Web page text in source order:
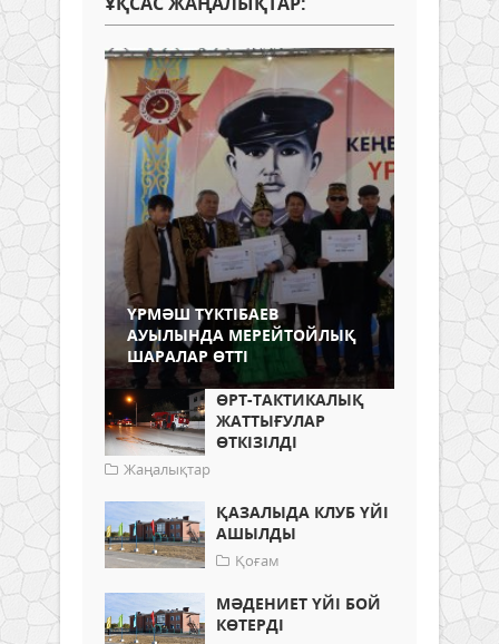
ҮРМӘШ ТҮКТІБАЕВ
АУЫЛЫНДА МЕРEЙТОЙЛЫҚ
ШАРАЛАР ӨТТІ
ӨРТ-ТАКТИКАЛЫҚ
ЖАТТЫҒУЛАР
ӨТКІЗІЛДІ
Жаңалықтар
ҚАЗАЛЫДА КЛУБ ҮЙІ
АШЫЛДЫ
Қоғам
МӘДЕНИЕТ ҮЙІ БОЙ
КӨТЕРДІ